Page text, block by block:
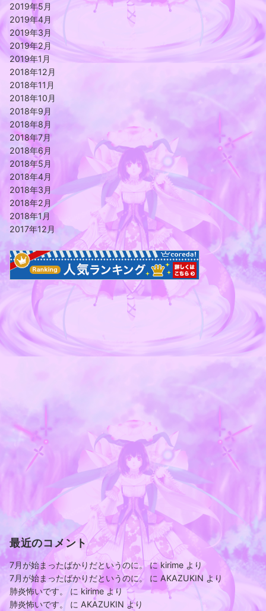
2019年5月
2019年4月
2019年3月
2019年2月
2019年1月
2018年12月
2018年11月
2018年10月
2018年9月
2018年8月
2018年7月
2018年6月
2018年5月
2018年4月
2018年3月
2018年2月
2018年1月
2017年12月
最近のコメント
7月が始まったばかりだというのに。にkirime より
7月が始まったばかりだというのに。 に AKAZUKIN より
肺炎怖いです。
に kirimeより
肺炎怖いです。 に AKAZUKIN より